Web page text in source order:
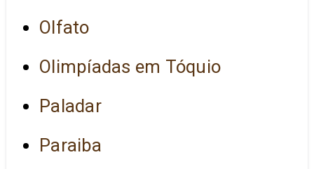
Olfato
Olimpíadas em Tóquio
Paladar
Paraiba